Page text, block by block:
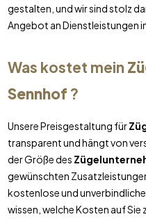
gestalten, und wir sind stolz
Angebot an Dienstleistungen
Was kostet mein
Sennhof ?
Unsere Preisgestaltung für
transparent und hängt von
der Größe des
gewünschten
kostenlose und
wissen, welche Kosten auf